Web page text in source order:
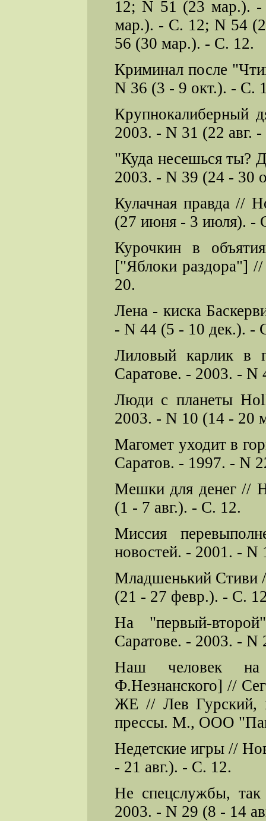
12; N 51 (23 мар.).
мар.). - С. 12; N 54
56 (30 мар.). - С. 12.
Криминал после
N 36 (3 - 9 окт.). - С.
Крупнокалиберный
2003. - N 31 (22 авг.
"Куда несешься ты?
2003. - N 39 (24 - 30
Кулачная правда //
(27 июня - 3 июля). -
Курочкин в
["Яблоки раздора"]
20.
Лена - киска
- N 44 (5 - 10 дек.). -
Лиловый карлик в
Саратове. - 2003. -
Люди с планеты
2003. - N 10 (14 - 20
Магомет уходит в
Саратов. - 1997. - N
Мешки для денег //
(1 - 7 авг.). - С. 12.
Миссия
новостей. - 2001. - N
Младшенький Стиви
(21 - 27 февр.). - С.
На "первый-
Саратове. - 2003. -
Наш человек на
Ф.Незнанского] //
ЖЕ // Лев Гурский,
прессы. М., ООО
Недетские игры //
- 21 авг.). - С. 12.
Не спецслужбы,
2003. - N 29 (8 - 14